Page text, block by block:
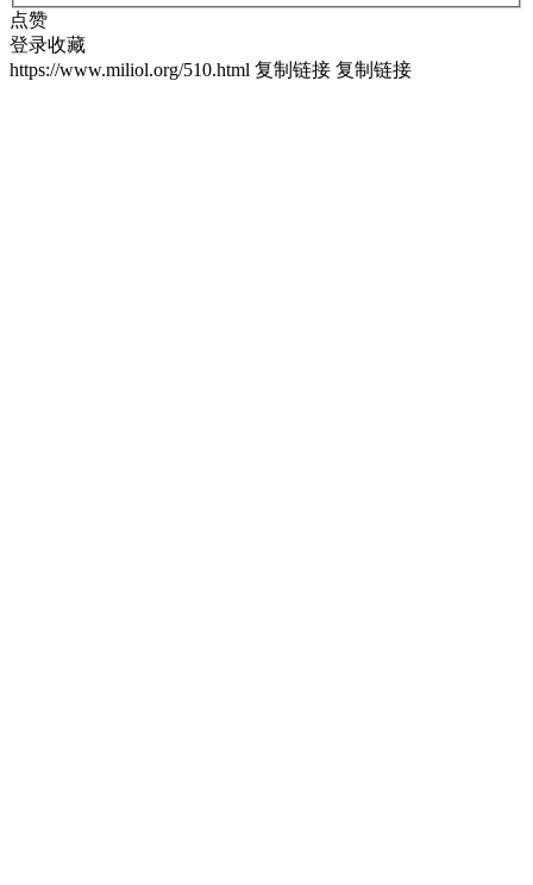
点赞
登录收藏
https://www.miliol.org/510.html 复制链接 复制链接